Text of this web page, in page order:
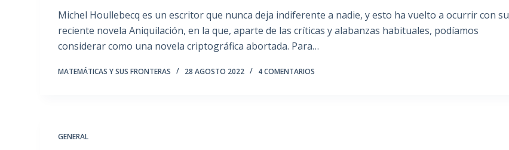
Michel Houllebecq es un escritor que nunca deja indiferente a nadie, y esto ha vuelto a ocurrir con su
reciente novela Aniquilación, en la que, aparte de las críticas y alabanzas habituales, podíamos
considerar como una novela criptográfica abortada. Para…
MATEMÁTICAS Y SUS FRONTERAS 28 AGOSTO 2022 4 COMENTARIOS
GENERAL